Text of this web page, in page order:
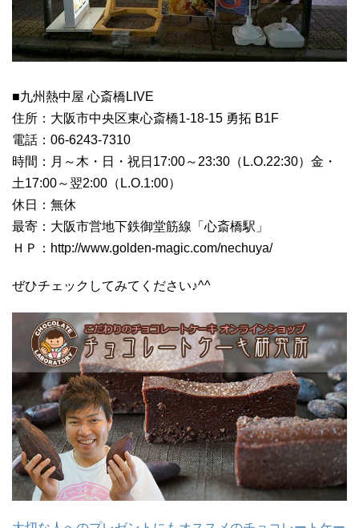
■九州熱中屋 心斎橋LIVE
住所：大阪市中央区東心斎橋1-18-15 勇拓 B1F
電話：06-6243-7310
時間：月～木・日・祝日17:00～23:30（L.O.22:30）金・
土17:00～翌2:00（L.O.1:00）
休日：無休
最寄：大阪市営地下鉄御堂筋線「心斎橋駅」
ＨＰ：http://www.golden-magic.com/nechuya/
ぜひチェックしてみてください♪^^